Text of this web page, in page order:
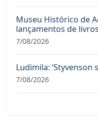
Museu Histórico de
lançamentos de
7/08/2026
Ludimila: ‘Styvenson
7/08/2026